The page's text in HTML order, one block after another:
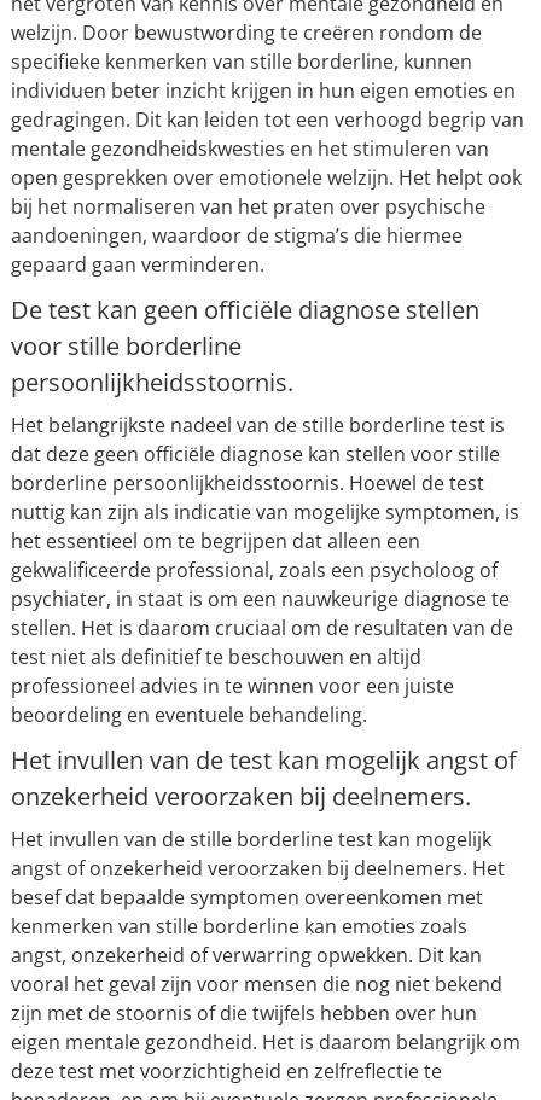
welzijn. Door bewustwording te creëren rondom de
specifieke kenmerken van stille borderline, kunnen
individuen beter inzicht krijgen in hun eigen emoties en
gedragingen. Dit kan leiden tot een verhoogd begrip van
mentale gezondheidskwesties en het stimuleren van
open gesprekken over emotionele welzijn. Het helpt ook
bij het normaliseren van het praten over psychische
aandoeningen, waardoor de stigma’s die hiermee
gepaard gaan verminderen.
De test kan geen officiële diagnose stellen
voor stille borderline
persoonlijkheidsstoornis.
Het belangrijkste nadeel van de stille borderline test is
dat deze geen officiële diagnose kan stellen voor stille
borderline persoonlijkheidsstoornis. Hoewel de test
nuttig kan zijn als indicatie van mogelijke symptomen, is
het essentieel om te begrijpen dat alleen een
gekwalificeerde professional, zoals een psycholoog of
psychiater, in staat is om een nauwkeurige diagnose te
stellen. Het is daarom cruciaal om de resultaten van de
test niet als definitief te beschouwen en altijd
professioneel advies in te winnen voor een juiste
beoordeling en eventuele behandeling.
Het invullen van de test kan mogelijk angst of
onzekerheid veroorzaken bij deelnemers.
Het invullen van de stille borderline test kan mogelijk
angst of onzekerheid veroorzaken bij deelnemers. Het
besef dat bepaalde symptomen overeenkomen met
kenmerken van stille borderline kan emoties zoals
angst, onzekerheid of verwarring opwekken. Dit kan
vooral het geval zijn voor mensen die nog niet bekend
zijn met de stoornis of die twijfels hebben over hun
eigen mentale gezondheid. Het is daarom belangrijk om
deze test met voorzichtigheid en zelfreflectie te